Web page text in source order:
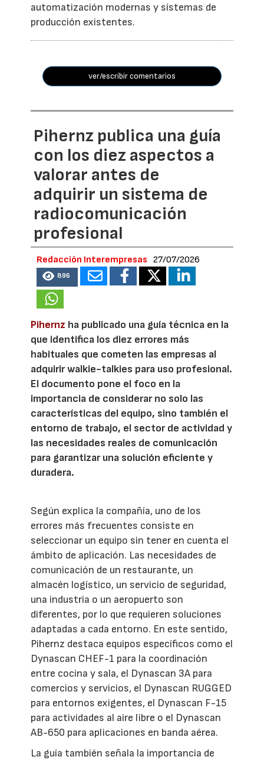
automatización modernas y sistemas de
producción existentes.
ver/escribir comentarios
Pihernz publica una guía
con los diez aspectos a
valorar antes de
adquirir un sistema de
radiocomunicación
profesional
Redacción Interempresas 27/07/2026
896
Pihernz ha publicado una guía técnica en la
que identifica los diez errores más
habituales que cometen las empresas al
adquirir walkie-talkies para uso profesional.
El documento pone el foco en la
importancia de considerar no solo las
características del equipo, sino también el
entorno de trabajo, el sector de actividad y
las necesidades reales de comunicación
para garantizar una solución eficiente y
duradera.
Según explica la compañía, uno de los
errores más frecuentes consiste en
seleccionar un equipo sin tener en cuenta el
ámbito de aplicación. Las necesidades de
comunicación de un restaurante, un
almacén logístico, un servicio de seguridad,
una industria o un aeropuerto son
diferentes, por lo que requieren soluciones
adaptadas a cada entorno. En este sentido,
Pihernz destaca equipos específicos como el
Dynascan CHEF-1 para la coordinación
entre cocina y sala, el Dynascan 3A para
comercios y servicios, el Dynascan RUGGED
para entornos exigentes, el Dynascan F-15
para actividades al aire libre o el Dynascan
AB-650 para aplicaciones en banda aérea.
La guía también señala la importancia de